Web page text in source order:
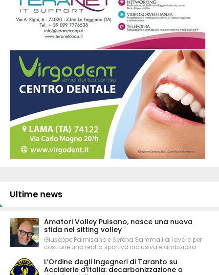
Ultime news
Amatori Volley Pulsano, nasce una nuova
sfida nel sitting volley
Giuseppe Palmisano e Serena Sammali al lavoro per
costruire una realtà sportiva inclusiva e ambiziosa
L’Ordine degli Ingegneri di Taranto su
Acciaierie d’Italia: decarbonizzazione o